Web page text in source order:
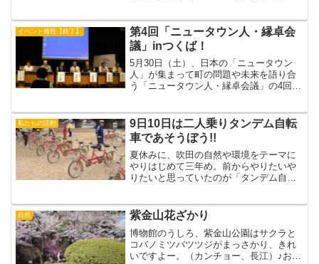
うです。当時はアブラゼミとツクツクボ
ウシが多く、クマゼミは比...
イベント報告【終了】
第4回「ニュータウン人・縁卓会
議」inつくば！
5月30日（土）、日本の「ニュータウン
人」が集まって町の問題や未来を語り合
う「ニュータウン人・縁卓会議」の4回目
が多摩で、2008年2月に第2回が千里で、
同5月に...
私たちの活動
9日10日は二人乗りタンデム自転
車であそうぼう!!
夏休みに、吹田の自然や環境をテーマに
やりはじめて三年め。前からやりたいや
りたいと思っていたのが「タンデム自転
れにもたれながらこぐ自転車のオフ会が
あることを聞きつけ急遽コ...
自然 紫金山花ざかり
博物館のうしろ、紫金山公園はサクラと
コバノミツバツツジがまっさかり、きれ
いですよー。（カンチョー、長江）♪お花